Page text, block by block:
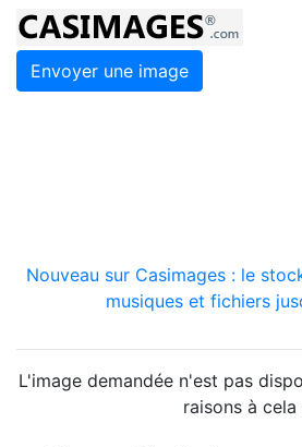
Envoyer une image
Nouveau sur Casimages : le
musiques et fichiers
L'image demandée n'est pas
raisons à cela